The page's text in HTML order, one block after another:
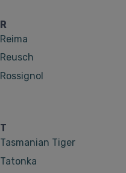
R
Reima
Reusch
Rossignol
T
Tasmanian Tiger
Tatonka